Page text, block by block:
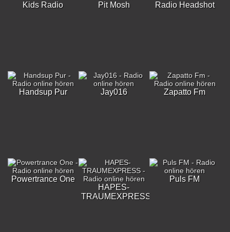
Kids Radio Pit Mosh Radio Headshot
Handsup Pur Jay016 Zapatto Fm
Powertrance One
HAPES-
TRAUMEXPRESS
Puls FM